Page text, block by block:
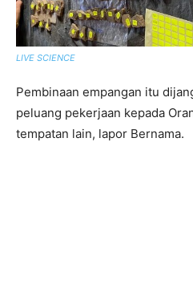
LIVE SCIENCE
Pembinaan empangan itu
peluang pekerjaan kepada
tempatan lain, lapor Bernama.